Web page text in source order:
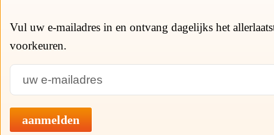
Vul uw e-mailadres in en ontvang dagelijks het
voorkeuren.
aanmelden